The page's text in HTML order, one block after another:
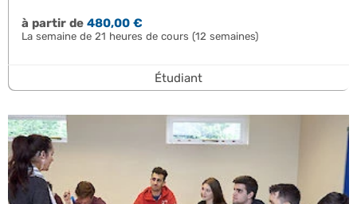
à partir de480,00 €
La semaine de 21 heures de cours (12 semaines)
Étudiant